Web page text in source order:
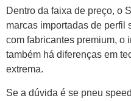
Dentro da faixa de preço, o
marcas importadas de perfil
com fabricantes premium, o
também há diferenças em
extrema.
Se a dúvida é se pneu